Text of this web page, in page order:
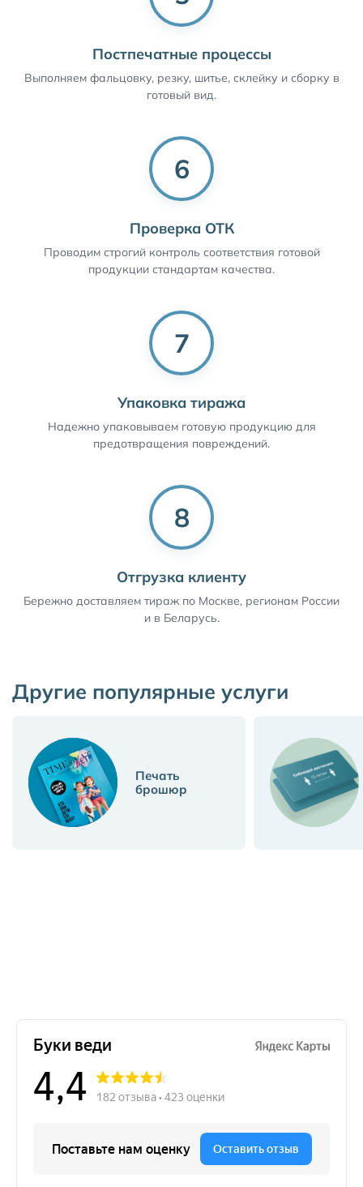
Постпечатные процессы
Выполняем фальцовку, резку, шитье, склейку и сборку в
готовый вид.
6
Проверка ОТК
Проводим строгий контроль соответствия готовой
продукции стандартам качества.
7
Упаковка тиража
Надежно упаковываем готовую продукцию для
предотвращения повреждений.
8
Отгрузка клиенту
Бережно доставляем тираж по Москве, регионам России
и в Беларусь.
Другие популярные услуги
Печать
брошюр